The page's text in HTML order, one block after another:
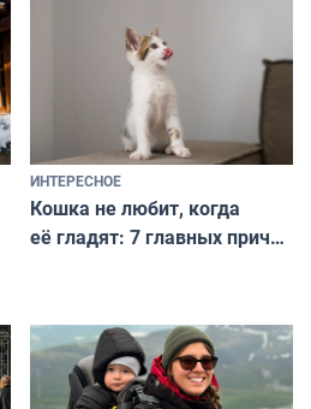
и характером
ИНТЕРЕСНОЕ
Кошка не любит, когда
её гладят: 7 главных причин
независимому питомцу